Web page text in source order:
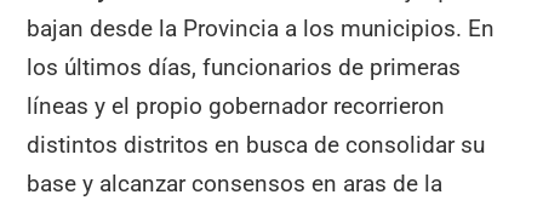
bajan desde la Provincia a los municipios. En
los últimos días, funcionarios de primeras
líneas y el propio gobernador recorrieron
distintos distritos en busca de consolidar su
base y alcanzar consensos en aras de la